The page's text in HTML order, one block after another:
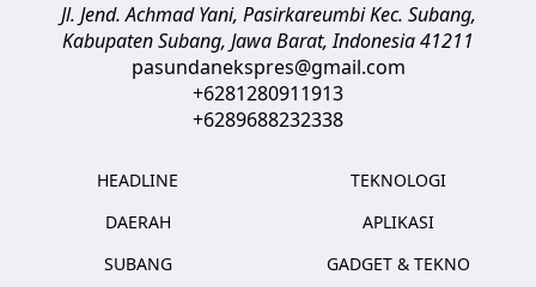
Jl. Jend. Achmad Yani, Pasirkareumbi Kec. Subang,
Kabupaten Subang, Jawa Barat,Indonesia41211
pasundanekspres@gmail.com
+6281280911913
+6289688232338
HEADLINE
DAERAH
SUBANG
TEKNOLOGI
APLIKASI
GADGET & TEKNO